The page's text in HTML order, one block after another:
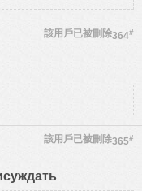
364#
該用戶已被刪除
365#
該用戶已被刪除